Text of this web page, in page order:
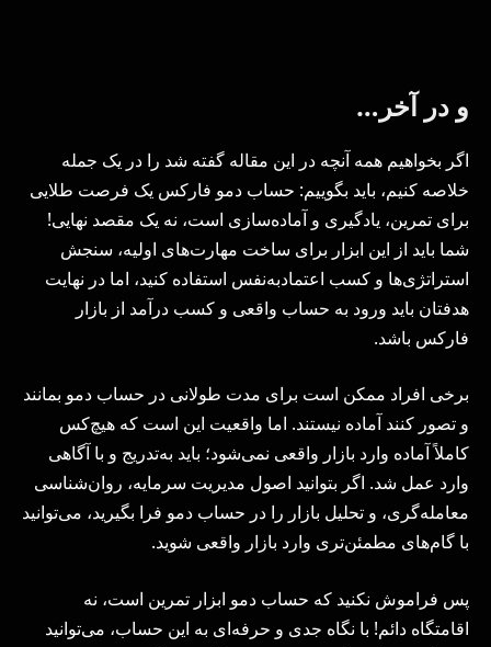
و در آخر…
اگر بخواهیم همه آنچه در این مقاله گفته شد را در یک جمله
خلاصه کنیم، باید بگوییم: حساب دمو فارکس یک فرصت طلایی
برای تمرین، یادگیری و آماده‌سازی است، نه یک مقصد نهایی!
شما باید از این ابزار برای ساخت مهارت‌های اولیه، سنجش
استراتژی‌ها و کسب اعتمادبه‌نفس استفاده کنید، اما در نهایت
هدفتان باید ورود به حساب واقعی و کسب درآمد از بازار
فارکس باشد.
برخی افراد ممکن است برای مدت طولانی در حساب دمو بمانند
و تصور کنند آماده نیستند. اما واقعیت این است که هیچ‌کس
کاملاً آماده وارد بازار واقعی نمی‌شود؛ باید به‌تدریج و با آگاهی
وارد عمل شد. اگر بتوانید اصول مدیریت سرمایه، روان‌شناسی
معامله‌گری، و تحلیل بازار را در حساب دمو فرا بگیرید، می‌توانید
با گام‌های مطمئن‌تری وارد بازار واقعی شوید.
پس فراموش نکنید که حساب دمو ابزار تمرین است، نه
اقامتگاه دائم! با نگاه جدی و حرفه‌ای به این حساب، می‌توانید